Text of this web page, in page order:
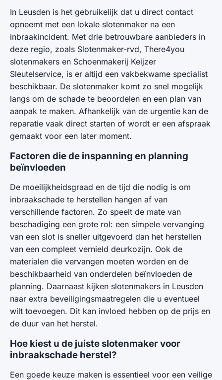
In Leusden is het gebruikelijk dat u direct contact
opneemt met een lokale slotenmaker na een
inbraakincident. Met drie betrouwbare aanbieders in
deze regio, zoals Slotenmaker-rvd, There4you
slotenmakers en Schoenmakerij Keijzer
Sleutelservice, is er altijd een vakbekwame specialist
beschikbaar. De slotenmaker komt zo snel mogelijk
langs om de schade te beoordelen en een plan van
aanpak te maken. Afhankelijk van de urgentie kan de
reparatie vaak direct starten of wordt er een afspraak
gemaakt voor een later moment.
Factoren die de inspanning en planning
beïnvloeden
De moeilijkheidsgraad en de tijd die nodig is om
inbraakschade te herstellen hangen af van
verschillende factoren. Zo speelt de mate van
beschadiging een grote rol: een simpele vervanging
van een slot is sneller uitgevoerd dan het herstellen
van een compleet vernield deurkozijn. Ook de
materialen die vervangen moeten worden en de
beschikbaarheid van onderdelen beïnvloeden de
planning. Daarnaast kijken slotenmakers in Leusden
naar extra beveiligingsmaatregelen die u eventueel
wilt toevoegen. Dit kan invloed hebben op de prijs en
de duur van het herstel.
Hoe kiest u de juiste slotenmaker voor
inbraakschade herstel?
Een goede keuze maken is essentieel voor een veilige